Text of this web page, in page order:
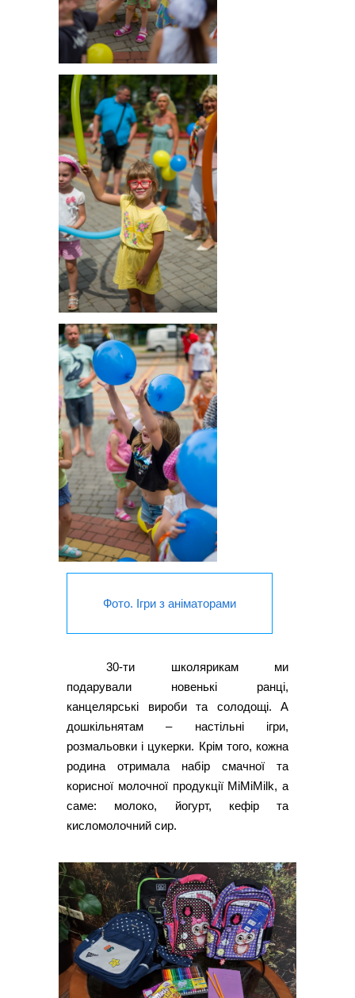
Фото. Ігри з аніматорами
30-ти школярикам ми
подарували новенькі ранці,
канцелярські вироби та солодощі. А
дошкільнятам – настільні ігри,
розмальовки і цукерки. Крім того, кожна
родина отримала набір смачної та
корисної молочної продукції MiMiMilk, а
саме: молоко, йогурт, кефір та
кисломолочний сир.